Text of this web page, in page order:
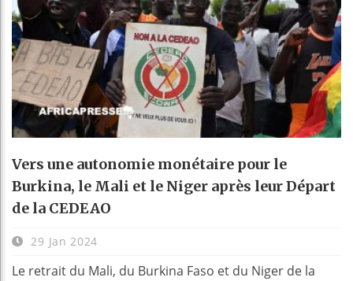
Vers une autonomie monétaire pour le
Burkina, le Mali et le Niger après leur Départ
de la CEDEAO
29 Jan 2024
Le retrait du Mali, du Burkina Faso et du Niger de la